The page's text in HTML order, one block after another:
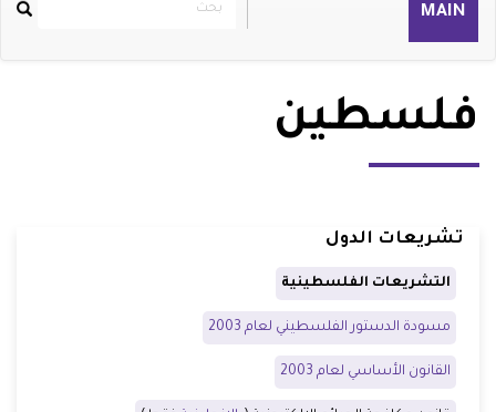
MAIN
Rechercher
بحث
فلسطين
تشريعات الدول
التشريعات الفلسطينية
مسودة الدستور الفلسطيني لعام 2003
القانون الأساسي لعام 2003